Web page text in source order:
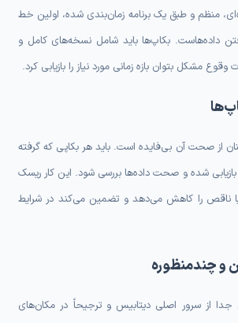
منظم و طبق یک برنامه زمان‌بندی شده، اولین خط
داده‌هاست. بکاپ‌ها باید شامل نسخه‌های کامل و
مشکل بتوان بازه زمانی مورد نیاز را بازیابی کرد.
صحت آن بی‌فایده است. باید هر بکاپی که گرفته
شده و صحت داده‌ها بررسی شود. این کار ریسک
را کاهش می‌دهد و تضمین می‌کند در شرایط
از سرور اصلی دیتابیس و ترجیحاً در مکان‌های